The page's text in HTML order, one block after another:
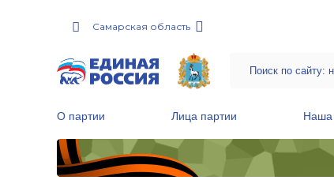
Самарская область
О партии Лица партии Наша